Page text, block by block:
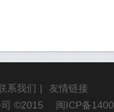
系我们 |
友情链接
©2015 闽ICP备